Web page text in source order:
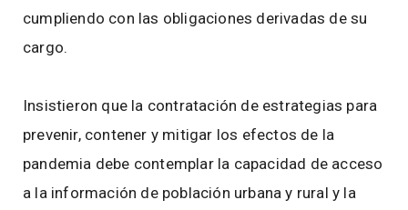
cumpliendo con las obligaciones derivadas de su
cargo.
Insistieron que la contratación de estrategias para
prevenir, contener y mitigar los efectos de la
pandemia debe contemplar la capacidad de acceso
a la información de población urbana y rural y la